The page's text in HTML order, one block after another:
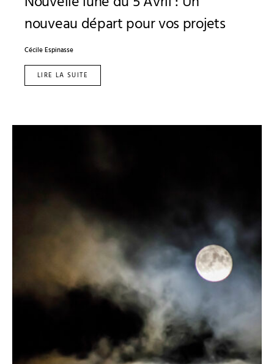
nouveau départ pour vos projets
Cécile Espinasse
LIRE LA SUITE